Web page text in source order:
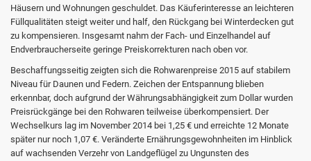
Häusern und Wohnungen geschuldet. Das Käuferinteresse an leichteren
Füllqualitäten steigt weiter und half, den Rückgang bei Winterdecken gut
zu kompensieren. Insgesamt nahm der Fach- und Einzelhandel auf
Endverbraucherseite geringe Preiskorrekturen nach oben vor.
Beschaffungsseitig zeigten sich die Rohwarenpreise 2015 auf stabilem
Niveau für Daunen und Federn. Zeichen der Entspannung blieben
erkennbar, doch aufgrund der Währungsabhängigkeit zum Dollar wurden
Preisrückgänge bei den Rohwaren teilweise überkompensiert. Der
Wechselkurs lag im November 2014 bei 1,25 € und erreichte 12 Monate
später nur noch 1,07 €. Veränderte Ernährungsgewohnheiten im Hinblick
auf wachsenden Verzehr von Landgeflügel zu Ungunsten des